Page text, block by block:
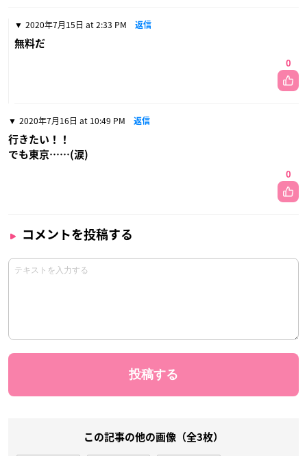
2020年7月15日 at 2:33 PM 返信
無料だ
0
2020年7月16日 at 10:49 PM 返信
行きたい！！
でも東京……(涙)
0
コメントを投稿する
この記事の他の画像（全3枚）